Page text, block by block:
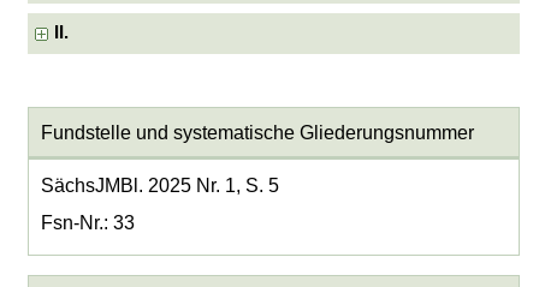
II.
Fundstelle und systematische Gliederungsnummer
SächsJMBl. 2025 Nr. 1, S. 5
Fsn-Nr.: 33